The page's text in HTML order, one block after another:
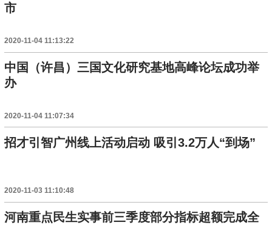
市
2020-11-04 11:13:22
中国（许昌）三国文化研究基地高峰论坛成功举
办
2020-11-04 11:07:34
招才引智广州线上活动启动 吸引3.2万人“到场”
2020-11-03 11:10:48
河南重点民生实事前三季度部分指标超额完成全